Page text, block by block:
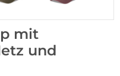
mit
und